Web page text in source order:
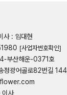
사 : 임대현
[사업자번호확인]
부산해운-0371호
정광어골로82번길
이사